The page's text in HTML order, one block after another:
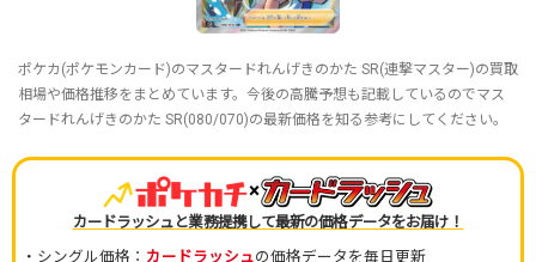
ポケカ(ポケモンカード)のマスタードれんげきのかた SR(連撃マスター)の買取
相場や価格推移をまとめています。今後の高騰予想も記載しているのでマス
タードれんげきのかた SR(080/070)の最新価格を知る参考にしてください。
×
カードラッシュと業務提携して最新の価格データをお届け！
・シングル価格： カードラッシュの価格データを毎日更新